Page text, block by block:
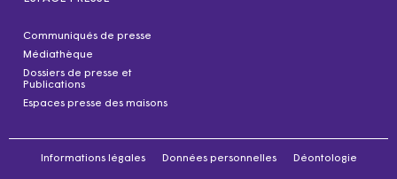
Communiqués de presse
Médiathèque
Dossiers de presse et
Publications
Espaces presse des maisons
Informations légales Données personnelles Déontologie